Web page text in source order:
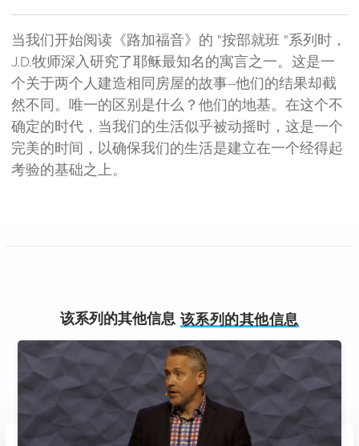
当我们开始阅读《路加福音》的 "按部就班 "系列时，
J.D.牧师深入研究了耶稣最知名的寓言之一。这是一
个关于两个人建造相同房屋的故事--他们的结果却截
然不同。唯一的区别是什么？他们的地基。在这个不
确定的时代，当我们的生活似乎被动摇时，这是一个
完美的时间，以确保我们的生活是建立在一个经得起
考验的基础之上。
该系列的其他信息该系列的其他信息